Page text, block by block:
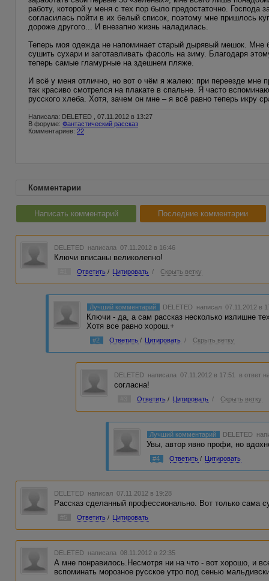
работу, которой у меня с тех пор было предостаточно.
согласилась пойти в их белый список, поэтому мне пришлось
дороже другого... И внезапно жизнь наладилась.
Теперь моя одежда не напоминает старый дырявый мешок. Мне
сушить сухари и заготавливать фасоль на зиму. Благодаря
теперь самые гламурные на здешнем пляже.
И всё у меня отлично, но вот о чём я жалею: при переезде мне
так красиво смотрелся на плакате в спальне. Я часто
русского хлеба. Хотя, зачем он мне – я всё равно теперь икру
Написала: DELETED , 07.11.2012 в 13:27
В форуме: Фантастический рассказ
Комментариев: 22
Комментарии
Написать комментарий Последние комментарии
DELETED написала 07.11.2012 в 16:46
Ключи вписаны великолепно!
Ответить / Цитировать / Скрыть ветку
Лучший комментарий DELETED написал 07.11.2012 в
Ключи - да, а сам рассказ несколько излишне
Хотя все равно хорош.+
#2 Ответить / Цитировать / Скрыть ветку
DELETED написала 07.11.2012 в 17:51 в ответ
согласна!
Ответить / Цитировать / Скрыть ветку
Лучший комментарий DELETED
Увы, автор явно профи, но
#4 Ответить / Цитировать
DELETED написал 07.11.2012 в 19:28
Рассказ сделанный профессионально. Вот только сама
Ответить / Цитировать
DELETED написала 08.11.2012 в 22:35
А мне понравилось.Несмотря ни на что - вот хорошо, и
вспоминать морозное русское утро под сенью